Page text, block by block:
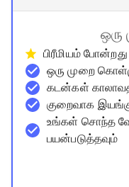
பிரீமியம் போன்றது
ஒரு முறை
கடன்கள்
குறைவாக
உங்கள் சொந்த
பயன்படுத்தவும்